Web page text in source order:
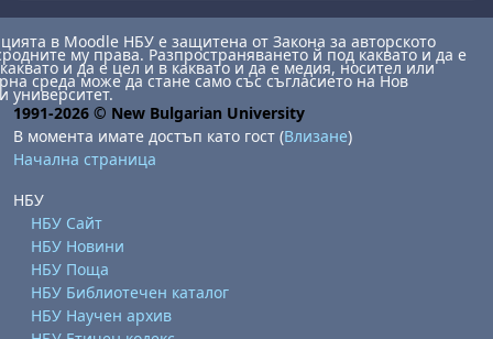
в Moodle НБУ е защитена от Закона за авторското
му права. Разпространяването й под каквато и да е
и да е цел и в каквато и да е медия, носител или
среда може да стане само със съгласието на Нов
университет.
1991-2026 © New Bulgarian University
В момента имате достъп като гост (Влизане)
Начална страница
НБУ
НБУ Сайт
НБУ Новини
НБУ Поща
НБУ Библиотечен каталог
НБУ Научен архив